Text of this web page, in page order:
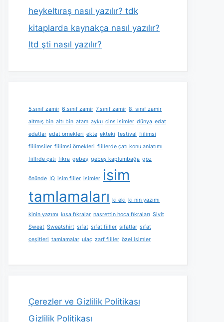
heykeltıraş nasıl yazılır? tdk
kitaplarda kaynakça nasıl yazılır?
ltd şti nasıl yazılır?
5.sınıf zamir 6.sınıf zamir 7.sınıf zamir 8. sınıf zamir
altmış bin altı bin atam ayku cins isimler dünya edat
edatlar edat örnekleri ekte ekteki festival fiilimsi
fiilimsiler fiilimsi örnekleri fiillerde çatı konu anlatımı
fiillrde çatı fıkra gebeş gebeş kaplumbağa göz
önünde IQ isim fiiler isimler isim
tamlamaları ki eki ki nin yazımı
kinin yazımı kısa fıkralar nasrettin hoca fıkraları Sivit
Sweat Sweatshirt sıfat sıfat fiiller sıfatlar sıfat
çeşitleri tamlamalar ulaç zarf fiiller özel isimler
Çerezler ve Gizlilik Politikası
Gizlilik Politikası